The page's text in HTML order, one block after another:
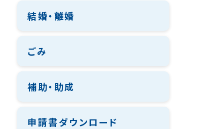
結婚・離婚
ごみ
補助・助成
申請書ダウンロード